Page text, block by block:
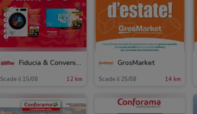
Fiducia & Convenienza
Scade il 15/08 12 km
GrosMarket
Scade il 25/08 14 km